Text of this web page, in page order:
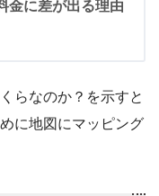
金に差が出る理由
らなのか？を示すと
に地図にマッピング